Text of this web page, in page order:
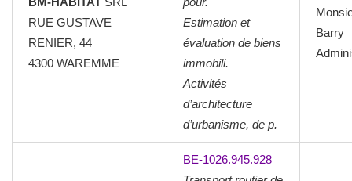
RUE GUSTAVE
RENIER, 44
4300 WAREMME
Estimation et
évaluation de biens
immobili.
Activités
d’architecture
d’urbanisme, de p.
Barry
BE-1026.945.928